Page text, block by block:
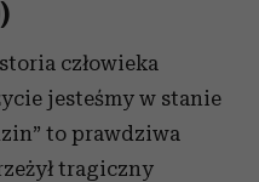
człowieka
jesteśmy w stanie
to prawdziwa
tragiczny